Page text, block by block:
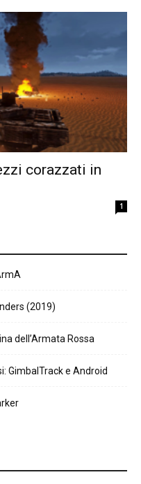
corazzati in
1
(2019)
dell’Armata Rossa
GimbalTrack e Android